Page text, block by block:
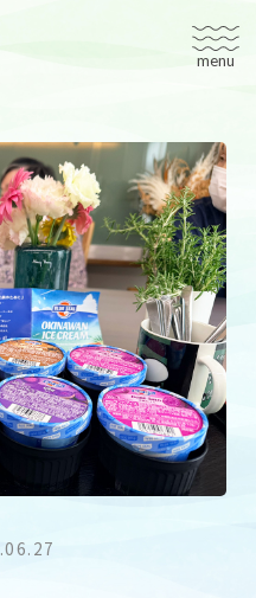
株式会社かいごデザイン